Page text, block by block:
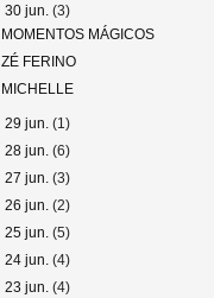
30 jun. (3)
MOMENTOS MÁGICOS
ZÉ FERINO
MICHELLE
29 jun. (1)
28 jun. (6)
27 jun. (3)
26 jun. (2)
25 jun. (5)
24 jun. (4)
23 jun. (4)